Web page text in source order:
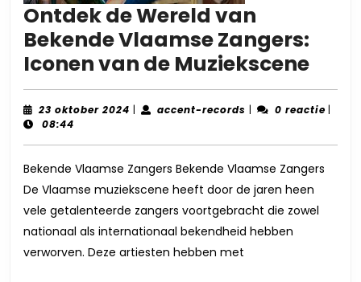
Ontdek de Wereld van
Bekende Vlaamse Zangers:
Iconen van de Muziekscene
de
23 oktober 2024 23
| accent-records accent-
| 0 reactie |
08:44
Bekende Vlaamse Zangers Bekende Vlaamse Zangers
De Vlaamse muziekscene heeft door de jaren heen
vele getalenteerde zangers voortgebracht die zowel
nationaal als internationaal bekendheid hebben
verworven. Deze artiesten hebben met